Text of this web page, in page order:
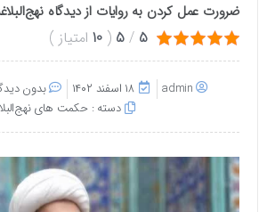
ضرورت عمل کردن به روایات از دیدگاه نهج‌البلاغه
5
/
5
(
10 امتیاز)
admin ۱۸ اسفند ۱۴۰۲ بدون دیدگاه
دسته :حکمت های نهج‌البلاغه